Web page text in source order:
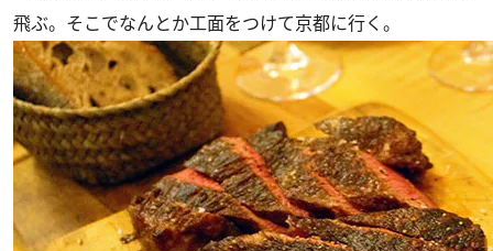
飛ぶ。そこでなんとか工面をつけて京都に行く。